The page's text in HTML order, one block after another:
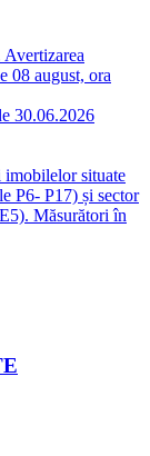
08 august, ora
30.06.2026
situate
P6- P17) și sector
Măsurători în